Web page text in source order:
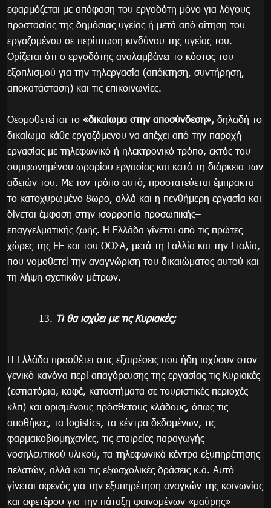
εφαρμόζεται με απόφαση του εργοδότη μόνο για λόγους
προστασίας της δημόσιας υγείας ή μετά από αίτηση του
εργαζομένου σε περίπτωση κινδύνου της υγείας του.
Ορίζεται ότι ο εργοδότης αναλαμβάνει το κόστος του
εξοπλισμού για την τηλεργασία (απόκτηση, συντήρηση,
αποκατάσταση) και τις επικοινωνίες.
Θεσμοθετείται το «δικαίωμα στην αποσύνδεση», δηλαδή το
δικαίωμα κάθε εργαζόμενου να απέχει από την παροχή
εργασίας με τηλεφωνικό ή ηλεκτρονικό τρόπο, εκτός του
συμφωνημένου ωραρίου εργασίας και κατά τη διάρκεια των
αδειών του. Με τον τρόπο αυτό, προστατεύεται έμπρακτα
το κατοχυρωμένο 8ωρο, αλλά και η πενθήμερη εργασία και
δίνεται έμφαση στην ισορροπία προσωπικής–
επαγγελματικής ζωής. Η Ελλάδα γίνεται από τις πρώτες
χώρες της ΕΕ και του ΟΟΣΑ, μετά τη Γαλλία και την Ιταλία,
που νομοθετεί την αναγνώριση του δικαιώματος αυτού και
τη λήψη σχετικών μέτρων.
Τι θα ισχύει με τις Κυριακές;
Η Ελλάδα προσθέτει στις εξαιρέσεις που ήδη ισχύουν στον
γενικό κανόνα περί απαγόρευσης της εργασίας τις Κυριακές
(εστιατόρια, καφέ, καταστήματα σε τουριστικές περιοχές
κλπ) και ορισμένους πρόσθετους κλάδους, όπως τις
αποθήκες, τα logistics, τα κέντρα δεδομένων, τις
φαρμακοβιομηχανίες, τις εταιρείες παραγωγής
νοσηλευτικού υλικού, τα τηλεφωνικά κέντρα εξυπηρέτησης
πελατών, αλλά και τις εξωσχολικές δράσεις κ.ά. Αυτό
γίνεται αφενός για την εξυπηρέτηση αναγκών της κοινωνίας
και αφετέρου για την πάταξη φαινομένων «μαύρης»